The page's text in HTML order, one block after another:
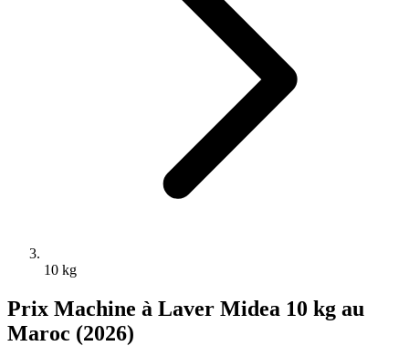
10 kg
Prix Machine à Laver Midea 10 kg au
Maroc (2026)